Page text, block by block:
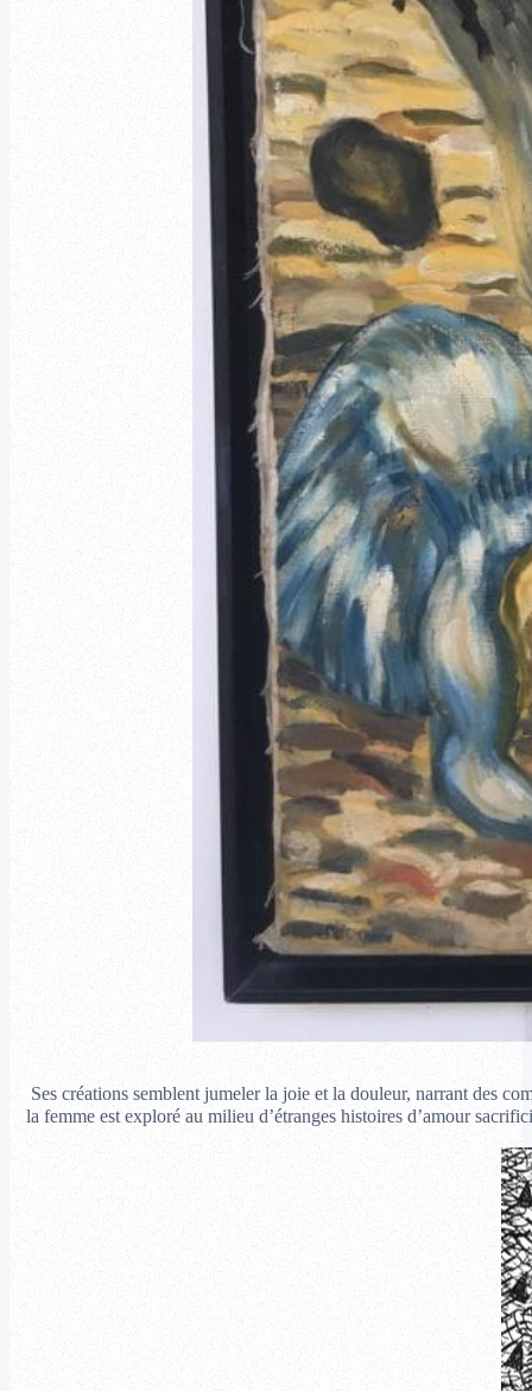
Ses créations semblent jumeler la joie et la douleur, narrant des
la femme est exploré au milieu d’étranges histoires d’amour